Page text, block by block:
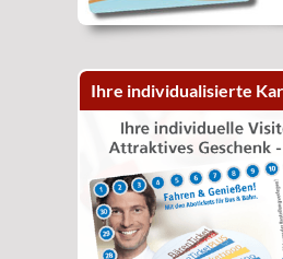
Ihre individualisierte